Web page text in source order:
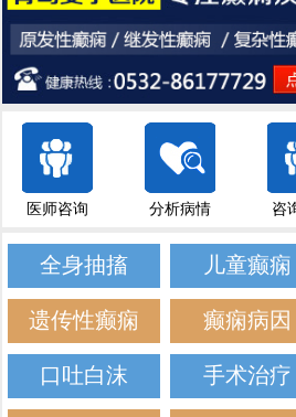
医师咨询 分析病情 咨
全身抽搐 儿童癫痫
遗传性癫痫 癫痫病因
口吐白沫 手术治疗